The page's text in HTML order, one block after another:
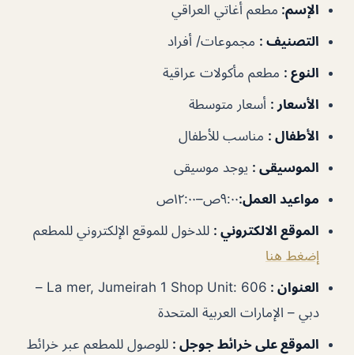
الإسم: مطعم أغاتي العراقي
التصنيف : مجموعات/ أفراد
النوع : مطعم مأكولات عراقية
الأسعار : أسعار متوسطة
الأطفال : مناسب للأطفال
الموسيقى : يوجد موسيقى
مواعيد العمل:٩:٠٠ص–١٢:٠٠ص
الموقع الالكتروني : للدخول للموقع الإلكتروني للمطعم
إضغط هنا
العنوان :
La mer, Jumeirah 1 Shop Unit: 606 –
دبي – الإمارات العربية المتحدة
الموقع على خرائط جوجل : للوصول للمطعم عبر خرائط